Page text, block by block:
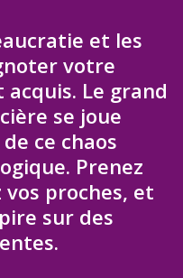
et les
votre
Le grand
se joue
ce chaos
Prenez
proches, et
sur des